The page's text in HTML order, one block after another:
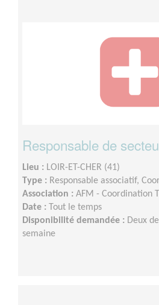
Responsable de
Lieu : LOIR-ET-CHER (41)
Type : Responsable associatif,
Association : AFM - Coordination
Date :
Tout le temps
Disponibilité demandée : Deux
semaine